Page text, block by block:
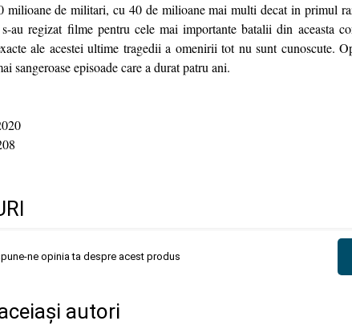
milioane de militari, cu 40 de milioane mai multi decat in primul
au regizat filme pentru cele mai importante batalii din aceasta
ale acestei ultime tragedii a omenirii tot nu sunt cunoscute.
sangeroase episoade care a durat patru ani.
ne opinia ta despre acest produs
autori